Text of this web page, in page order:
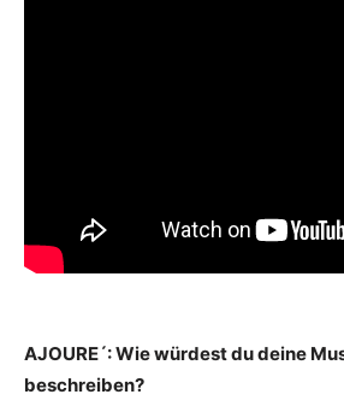
AJOURE´: Wie würdest du deine
beschreiben?